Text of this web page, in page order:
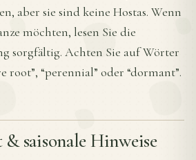
aber sie sind keine Hostas. Wenn
möchten, lesen Sie die
sorgfältig. Achten Sie auf Wörter
root”, “perennial” oder “dormant”.
saisonale Hinweise